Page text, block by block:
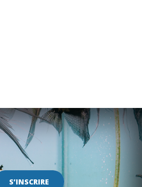
S’INSCRIRE